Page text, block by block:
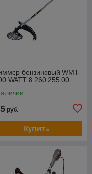
бензиновый WMT-
WATT 8.260.255.00
руб.
Купить